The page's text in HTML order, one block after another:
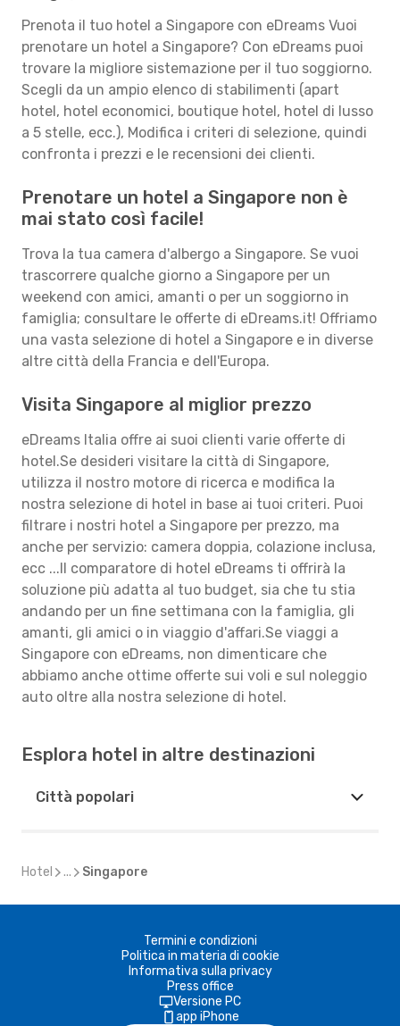
Prenota il tuo hotel a Singapore con eDreams Vuoi
prenotare un hotel a Singapore? Con eDreams puoi
trovare la migliore sistemazione per il tuo soggiorno.
Scegli da un ampio elenco di stabilimenti (apart
hotel, hotel economici, boutique hotel, hotel di lusso
a 5 stelle, ecc.), Modifica i criteri di selezione, quindi
confronta i prezzi e le recensioni dei clienti.
Prenotare un hotel a Singapore non è
mai stato così facile!
Trova la tua camera d'albergo a Singapore. Se vuoi
trascorrere qualche giorno a Singapore per un
weekend con amici, amanti o per un soggiorno in
famiglia; consultare le offerte di eDreams.it! Offriamo
una vasta selezione di hotel a Singapore e in diverse
altre città della Francia e dell'Europa.
Visita Singapore al miglior prezzo
eDreams Italia offre ai suoi clienti varie offerte di
hotel.Se desideri visitare la città di Singapore,
utilizza il nostro motore di ricerca e modifica la
nostra selezione di hotel in base ai tuoi criteri. Puoi
filtrare i nostri hotel a Singapore per prezzo, ma
anche per servizio: camera doppia, colazione inclusa,
ecc ...Il comparatore di hotel eDreams ti offrirà la
soluzione più adatta al tuo budget, sia che tu stia
andando per un fine settimana con la famiglia, gli
amanti, gli amici o in viaggio d'affari.Se viaggi a
Singapore con eDreams, non dimenticare che
abbiamo anche ottime offerte sui voli e sul noleggio
auto oltre alla nostra selezione di hotel.
Esplora hotel in altre destinazioni
Città popolari
Hotel ... Singapore
Termini e condizioni
Politica in materia di cookie
Informativa sulla privacy
Press office
Versione PC
app iPhone